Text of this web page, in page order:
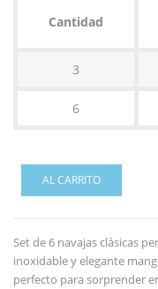
Cantidad
3
6
AL CARRITO
Set de 6 navajas clásicas
inoxidable y elegante
perfecto para sorprender